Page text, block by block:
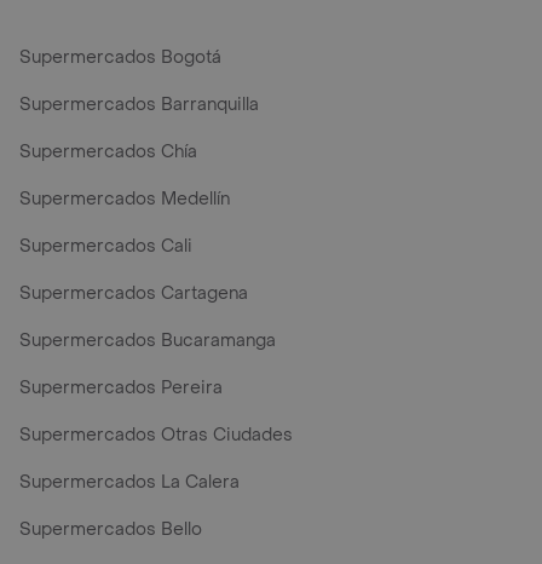
Supermercados Bogotá
Supermercados Barranquilla
Supermercados Chía
Supermercados Medellín
Supermercados Cali
Supermercados Cartagena
Supermercados Bucaramanga
Supermercados Pereira
Supermercados Otras Ciudades
Supermercados La Calera
Supermercados Bello